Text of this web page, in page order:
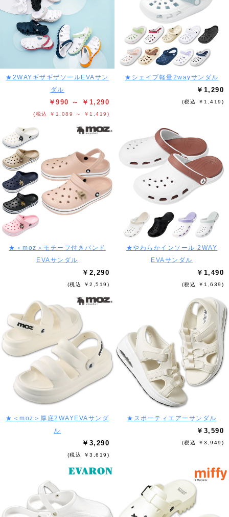
★2WAYギザギザソールEVAサン
ダル
￥990 ～ ￥1,290
(税込 ￥1,089 ～ ￥1,419)
★シェイプ軽量2wayサンダル
￥1,290
(税込 ￥1,419)
★＜moz＞モチーフ付きバンド
EVAサンダル
￥2,290
(税込 ￥2,519)
★やわらかインソール 2WAY
EVAサンダル
￥1,490
(税込 ￥1,639)
★＜moz＞厚底2WAYEVAサンダ
ル
￥3,290
(税込 ￥3,619)
★スポーティエアーサンダル
￥3,590
(税込 ￥3,949)